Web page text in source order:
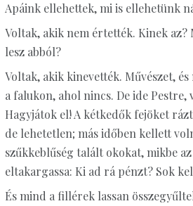
Apáink ellehettek, mi is ellehetünk
Voltak, akik nem értették. Kinek az?
lesz abból?
Voltak, akik kinevették. Művészet, és
a falukon, ahol nincs. De ide Pestre,
Hagyjátok el! A kétkedők fejöket
de lehetetlen; más időben kellett
szűkkeblűség talált okokat, mikbe
eltakargassa: Ki ad rá pénzt? Sok
És mind a fillérek lassan